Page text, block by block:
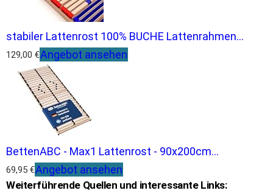
stabiler Lattenrost 100% BUCHE Lattenrahmen...
129,00 €Angebot ansehen
BettenABC - Max1 Lattenrost - 90x200cm...
69,95 €Angebot ansehen
Weiterführende Quellen und interessante Links: